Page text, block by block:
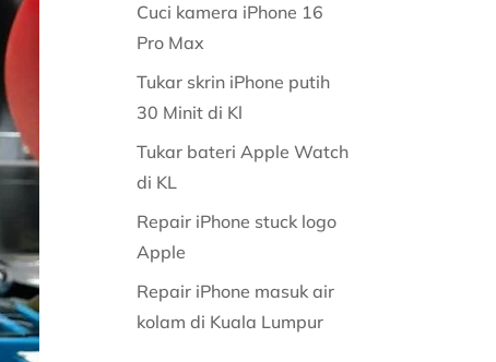
Cuci kamera iPhone 16
Pro Max
Tukar skrin iPhone putih
30 Minit di Kl
Tukar bateri Apple Watch
di KL
Repair iPhone stuck logo
Apple
Repair iPhone masuk air
kolam di Kuala Lumpur